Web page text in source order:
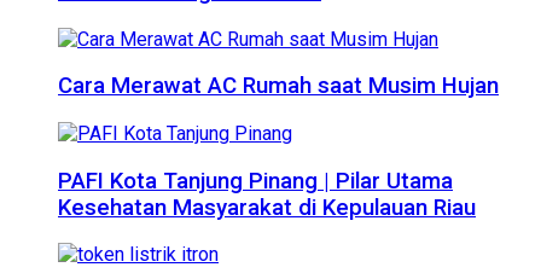
Cara Merawat AC Rumah saat Musim Hujan
PAFI Kota Tanjung Pinang | Pilar Utama
Kesehatan Masyarakat di Kepulauan Riau